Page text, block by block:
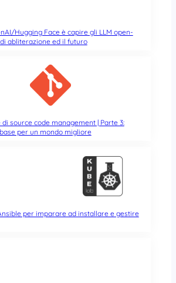
Hugging Face è capire gli LLM open-
abliterazione ed il futuro
di source code management | Parte 3:
per un mondo migliore
per imparare ad installare e gestire